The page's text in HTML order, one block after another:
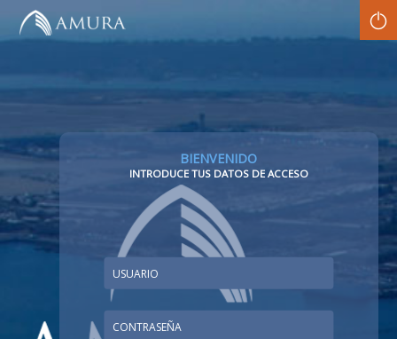
BIENVENIDO
INTRODUCE TUS DATOS DE ACCESO